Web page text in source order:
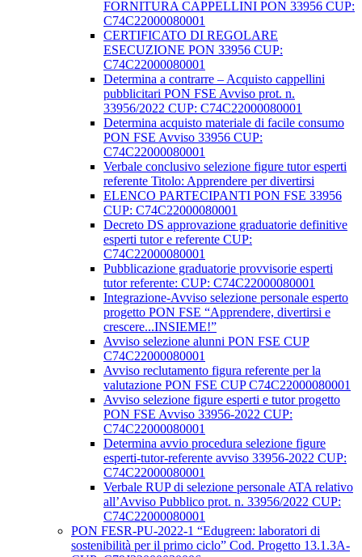
FORNITURA CAPPELLINI PON 33956 CUP:
C74C22000080001
CERTIFICATO DI REGOLARE
ESECUZIONE PON 33956 CUP:
C74C22000080001
Determina a contrarre – Acquisto cappellini
pubblicitari PON FSE Avviso prot. n.
33956/2022 CUP: C74C22000080001
Determina acquisto materiale di facile consumo
PON FSE Avviso 33956 CUP:
C74C22000080001
Verbale conclusivo selezione figure tutor esperti
referente Titolo: Apprendere per divertirsi
ELENCO PARTECIPANTI PON FSE 33956
CUP: C74C22000080001
Decreto DS approvazione graduatorie definitive
esperti tutor e referente CUP:
C74C22000080001
Pubblicazione graduatorie provvisorie esperti
tutor referente: CUP: C74C22000080001
Integrazione-Avviso selezione personale esperto
progetto PON FSE “Apprendere, divertirsi e
crescere...INSIEME!”
Avviso selezione alunni PON FSE CUP
C74C22000080001
Avviso reclutamento figura referente per la
valutazione PON FSE CUP C74C22000080001
Avviso selezione figure esperti e tutor progetto
PON FSE Avviso 33956-2022 CUP:
C74C22000080001
Determina avvio procedura selezione figure
esperti-tutor-referente avviso 33956-2022 CUP:
C74C22000080001
Verbale RUP di selezione personale ATA relativo
all’Avviso Pubblico prot. n. 33956/2022 CUP:
C74C22000080001
PON FESR-PU-2022-1 “Edugreen: laboratori di
sostenibilità per il primo ciclo” Cod. Progetto 13.1.3A-